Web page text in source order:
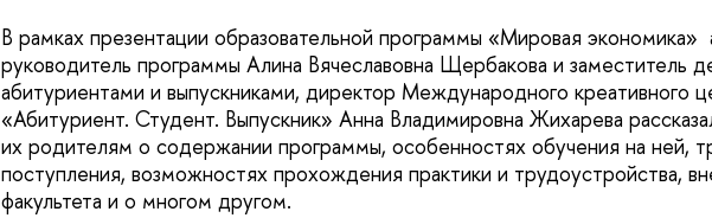
В рамках презентации образовательной программы «Мировая экономика»
руководитель программы Алина Вячеславовна Щербакова и заместитель
абитуриентами и выпускниками, директор Международного креативного
«Абитуриент. Студент. Выпускник» Анна Владимировна Жихарева
их родителям о содержании программы, особенностях обучения на ней,
поступления, возможностях прохождения практики и трудоустройства,
факультета и о многом другом.